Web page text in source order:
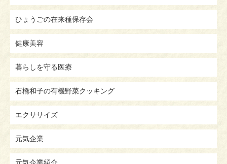
ひょうごの在来種保存会
健康美容
暮らしを守る医療
石橋和子の有機野菜クッキング
エクササイズ
元気企業
元気企業紹介